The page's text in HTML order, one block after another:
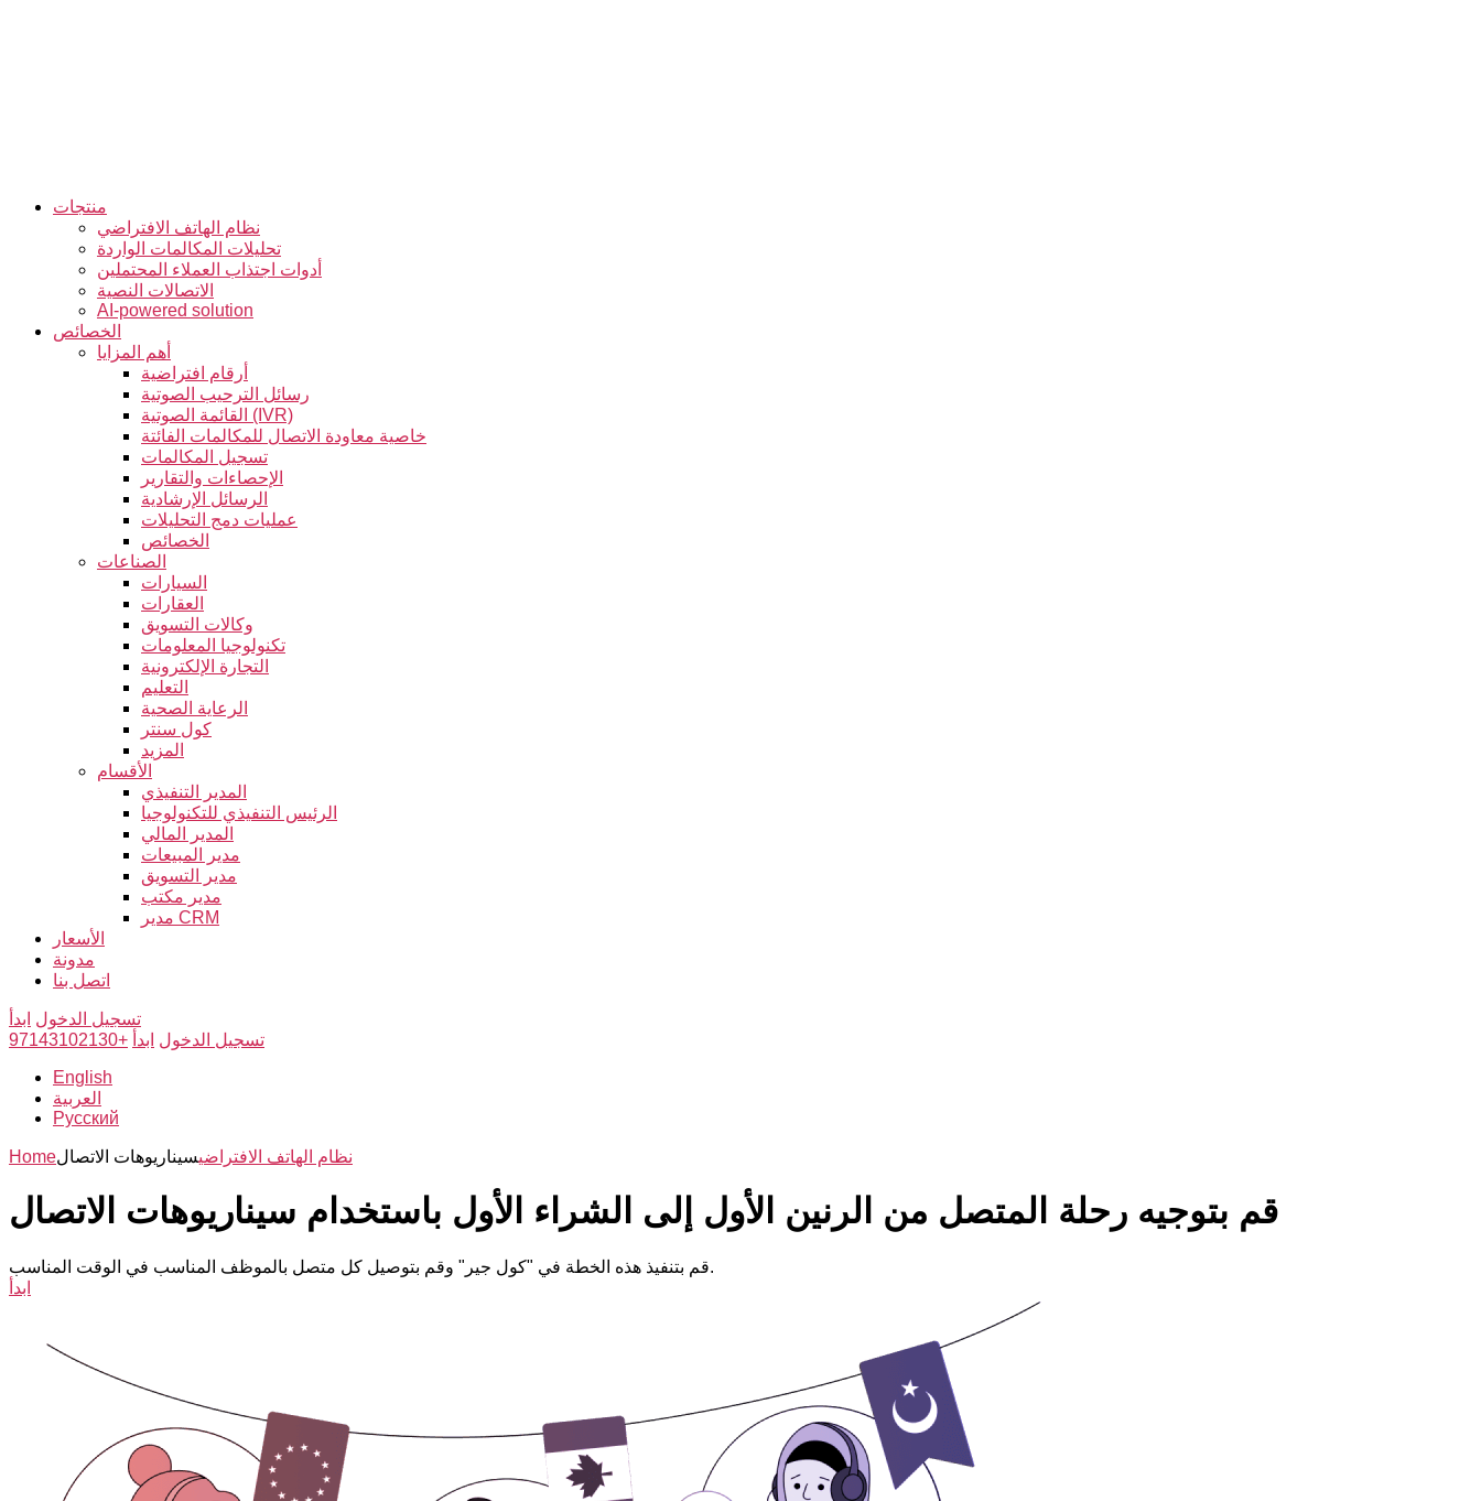
منتجات
نظام الهاتف الافتراضي
تحليلات المكالمات الواردة
أدوات اجتذاب العملاء المحتملين
الاتصالات النصية
AI-powered solution
الخصائص
أهم المزايا
أرقام افتراضية
رسائل الترحيب الصوتية
القائمة الصوتية (IVR)
خاصية معاودة الاتصال للمكالمات الفائتة
تسجيل المكالمات
الإحصاءات والتقارير
الرسائل الإرشادية
عمليات دمج التحليلات
الخصائص
الصناعات
السيارات
العقارات
وكالات التسويق
تكنولوجيا المعلومات
التجارة الإلكترونية
التعليم
الرعاية الصحية
كول سنتر
المزيد
الأقسام
المدير التنفيذي
الرئيس التنفيذي للتكنولوجيا
المدير المالي
مدير المبيعات
مدير التسويق
مدير مكتب
مدير CRM
الأسعار
مدونة
اتصل بنا
تسجيل الدخول ابدأ
تسجيل الدخول ابدأ +97143102130
English
العربية
Русский
Home نظام الهاتف الافتراضيسيناريوهات الاتصال
قم بتوجيه رحلة المتصل من الرنين الأول إلى الشراء الأول باستخدام سيناريوهات الاتصال
قم بتنفيذ هذه الخطة في "كول جير" وقم بتوصيل كل متصل بالموظف المناسب في الوقت المناسب.
ابدأ